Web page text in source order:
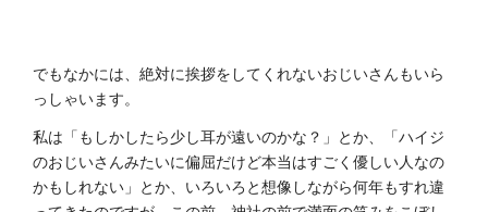
でもなかには、絶対に挨拶をしてくれないおじいさんもいら
っしゃいます。
私は「もしかしたら少し耳が遠いのかな？」とか、「ハイジ
のおじいさんみたいに偏屈だけど本当はすごく優しい人なの
かもしれない」とか、いろいろと想像しながら何年もすれ違